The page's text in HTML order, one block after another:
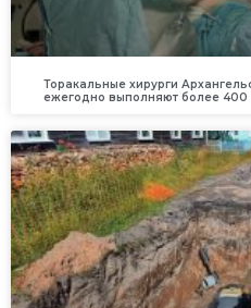
Торакальные хирурги
ежегодно выполняют более 400